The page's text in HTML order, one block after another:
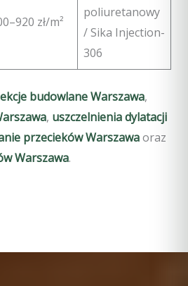
zł/m²
poliuretanowy
/ Sika Injection-
306
budowlane Warszawa,
, uszczelnienia dylatacji
przecieków Warszawaoraz
Warszawa.